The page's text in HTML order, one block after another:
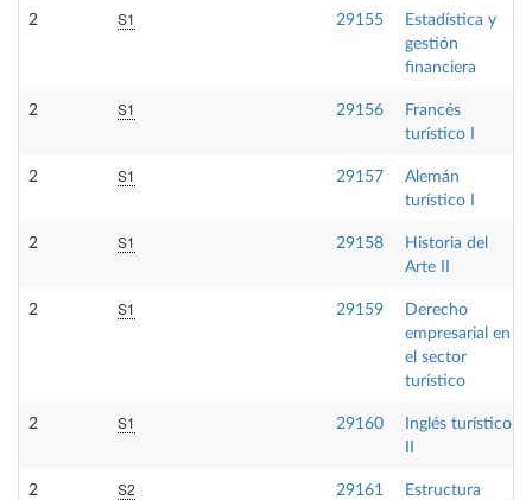
2 S1 29155
Estadística y
gestión
financiera
2 S1 29156
Francés
turístico I
2 S1 29157
Alemán
turístico I
2 S1 29158
Historia del
Arte II
2 S1 29159
Derecho
empresarial en
el sector
turístico
2 S1 29160
Inglés turístico
2 S2 29161
Estructura